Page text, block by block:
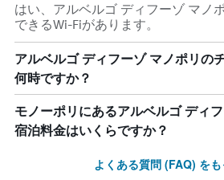
はい、アルベルゴ ディフーゾ マノ
できるWi-Fiがあります。
アルベルゴ ディフーゾ マノポリの
何時ですか？
モノーポリにあるアルベルゴ ディ
宿泊料金はいくらですか？
よくある質問 (FAQ) を